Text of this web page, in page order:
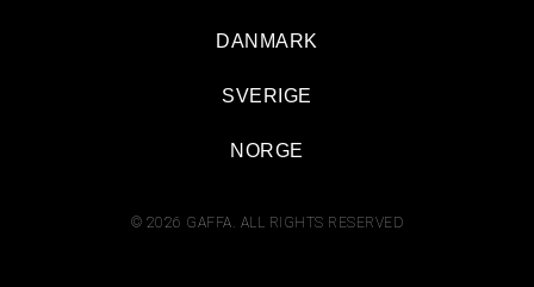
© 2026 GAFFA. ALL RIGHTS RESERVED
DANMARK
SVERIGE
NORGE